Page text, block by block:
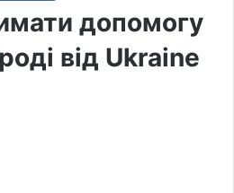
допомогу
від Ukraine